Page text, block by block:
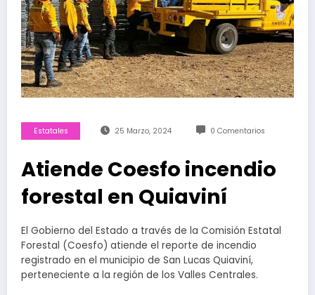
Estatales 25 Marzo, 2024 0 Comentarios
Atiende Coesfo incendio
forestal en Quiaviní
El Gobierno del Estado a través de la Comisión Estatal
Forestal (Coesfo) atiende el reporte de incendio
registrado en el municipio de San Lucas Quiaviní,
perteneciente a la región de los Valles Centrales.